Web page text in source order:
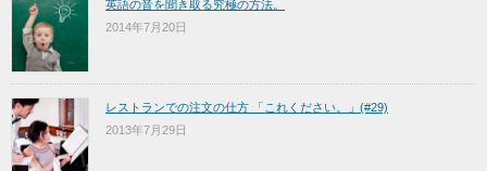
英語の音を聞き取る究極の方法。
2014年7月20日
レストランでの注文の仕方 「これください。」(#29)
2013年7月29日